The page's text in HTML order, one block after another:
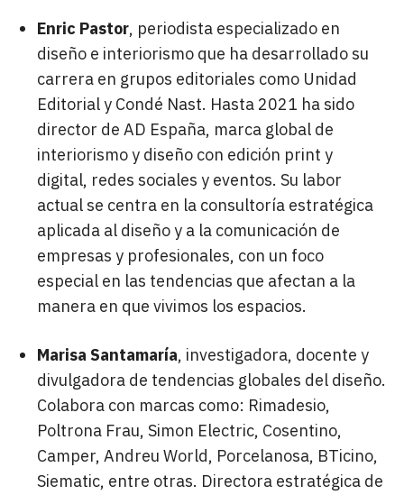
Enric Pastor, periodista especializado en
diseño e interiorismo que ha desarrollado su
carrera en grupos editoriales como Unidad
Editorial y Condé Nast. Hasta 2021 ha sido
director de AD España, marca global de
interiorismo y diseño con edición print y
digital, redes sociales y eventos. Su labor
actual se centra en la consultoría estratégica
aplicada al diseño y a la comunicación de
empresas y profesionales, con un foco
especial en las tendencias que afectan a la
manera en que vivimos los espacios.
Marisa Santamaría, investigadora, docente y
divulgadora de tendencias globales del diseño.
Colabora con marcas como: Rimadesio,
Poltrona Frau, Simon Electric, Cosentino,
Camper, Andreu World, Porcelanosa, BTicino,
Siematic, entre otras. Directora estratégica de